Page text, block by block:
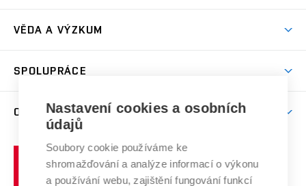
Sport na VUT
Dny otevřených dveří
Celoživotní vzdělávání
E-přihláška
Harmonogram akademického roku
Závěrečné práce
Doktorské studium
Zpracování osobních údajů studentů
Sociální bezpečí
Studium bez bariér
Podpora podnikání
VĚDA A VÝZKUM
Mezinárodní vědecká rada
Systém zajišťování kvality výzkumu
Výzkumné infrastruktury
Transfer znalostí
SPOLUPRÁCE
Zahraniční spolupráce
Spolupráce se školami
Služby univerzity
O UNIVERZITĚ
Profil univerzity
Udržitelná univerzita
učení
Nastavení cookies a osobních
údajů
Soubory cookie používáme ke
shromažďování a analýze informací o výkonu
a používání webu, zajištění fungování funkcí